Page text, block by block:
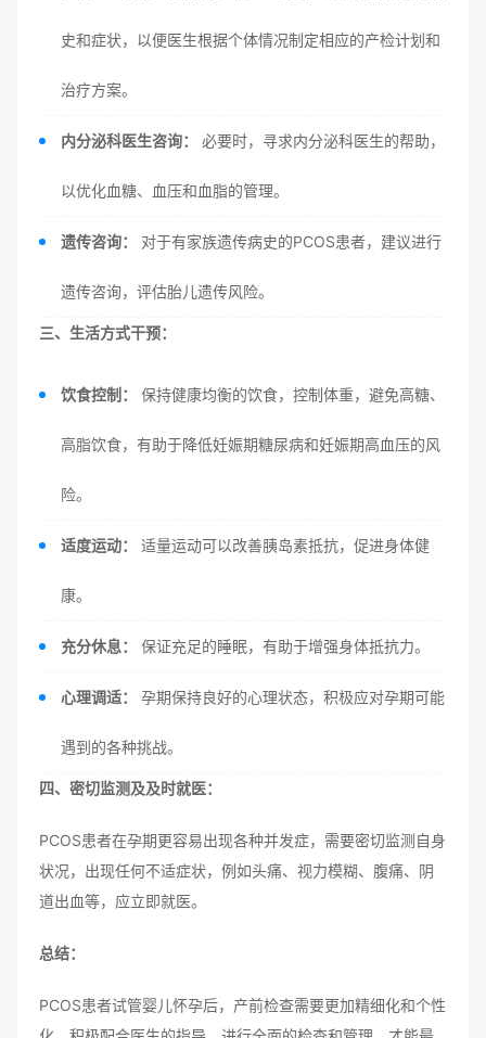
史和症状，以便医生根据个体情况制定相应的产检计划和
治疗方案。
内分泌科医生咨询： 必要时，寻求内分泌科医生的帮助，
以优化血糖、血压和血脂的管理。
遗传咨询： 对于有家族遗传病史的PCOS患者，建议进行
遗传咨询，评估胎儿遗传风险。
三、生活方式干预：
饮食控制： 保持健康均衡的饮食，控制体重，避免高糖、
高脂饮食，有助于降低妊娠期糖尿病和妊娠期高血压的风
险。
适度运动： 适量运动可以改善胰岛素抵抗，促进身体健
康。
充分休息： 保证充足的睡眠，有助于增强身体抵抗力。
心理调适： 孕期保持良好的心理状态，积极应对孕期可能
遇到的各种挑战。
四、密切监测及及时就医：
PCOS患者在孕期更容易出现各种并发症，需要密切监测自身
状况，出现任何不适症状，例如头痛、视力模糊、腹痛、阴
道出血等，应立即就医。
总结：
PCOS患者试管婴儿怀孕后，产前检查需要更加精细化和个性